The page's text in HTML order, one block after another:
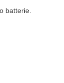
batterie.